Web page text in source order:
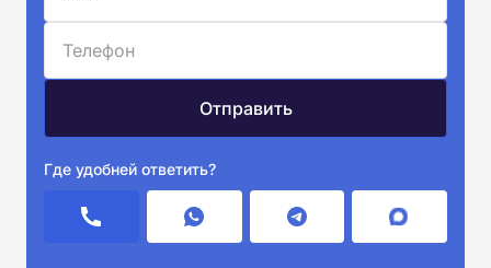
Где удобней ответить?